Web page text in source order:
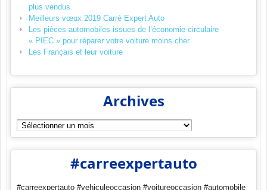
plus vendus
Meilleurs vœux 2019 Carré Expert Auto
Les pièces automobiles issues de l’économie circulaire
« PIEC » pour réparer votre voiture moins cher
Les Français et leur voiture
Archives
Archives
#carreexpertauto
#carreexpertauto #vehiculeoccasion #voitureoccasion #automobile